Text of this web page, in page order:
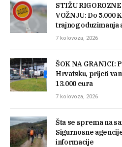
STIŽU
VOŽNJU: Do 5.000
trajnog oduzimanja
7 kolovoza, 2026
ŠOK NA GRANICI:
Hrvatsku, prijeti
13.000 eura
7 kolovoza, 2026
Šta se sprema na
Sigurnosne
informacije